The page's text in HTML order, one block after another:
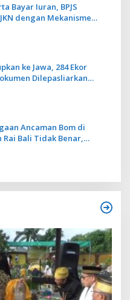
Bayar Iuran, BPJS
dengan Mekanisme
ke Jawa, 284 Ekor
Dilepasliarkan
Ancaman Bom di
Bali Tidak Benar,
Lancar